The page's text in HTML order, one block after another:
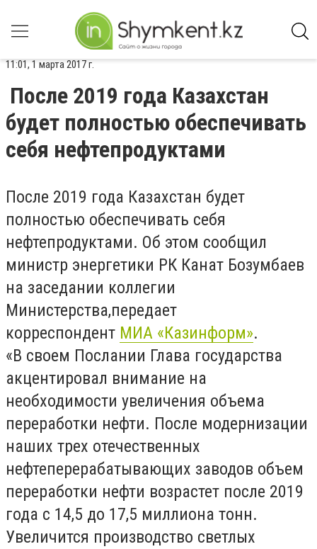
11:01, 1 марта 2017 г.
После 2019 года Казахстан
будет полностью обеспечивать
себя нефтепродуктами
После 2019 года Казахстан будет
полностью обеспечивать себя
нефтепродуктами. Об этом сообщил
министр энергетики РК Канат Бозумбаев
на заседании коллегии
Министерства,передает
корреспондент МИА «Казинформ».
«В своем Послании Глава государства
акцентировал внимание на
необходимости увеличения объема
переработки нефти. После модернизации
наших трех отечественных
нефтеперерабатывающих заводов объем
переработки нефти возрастет после 2019
года с 14,5 до 17,5 миллиона тонн.
Увеличится производство светлых